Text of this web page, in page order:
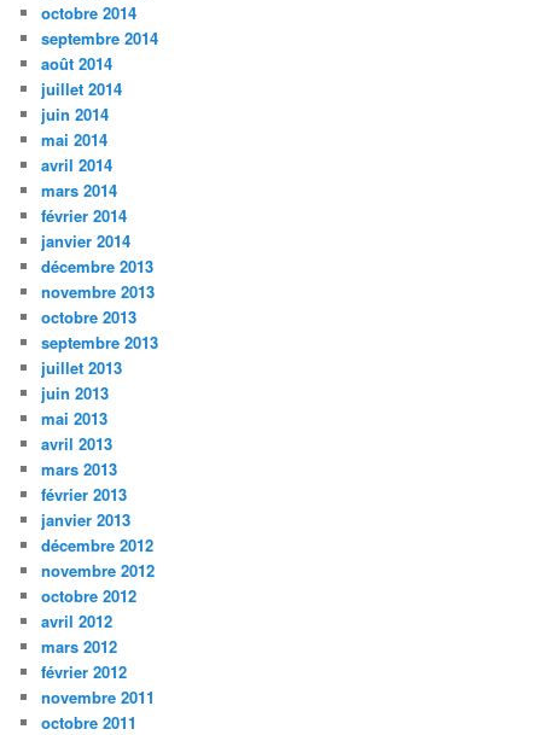
octobre 2014
septembre 2014
août 2014
juillet 2014
juin 2014
mai 2014
avril 2014
mars 2014
février 2014
janvier 2014
décembre 2013
novembre 2013
octobre 2013
septembre 2013
juillet 2013
juin 2013
mai 2013
avril 2013
mars 2013
février 2013
janvier 2013
décembre 2012
novembre 2012
octobre 2012
avril 2012
mars 2012
février 2012
novembre 2011
octobre 2011